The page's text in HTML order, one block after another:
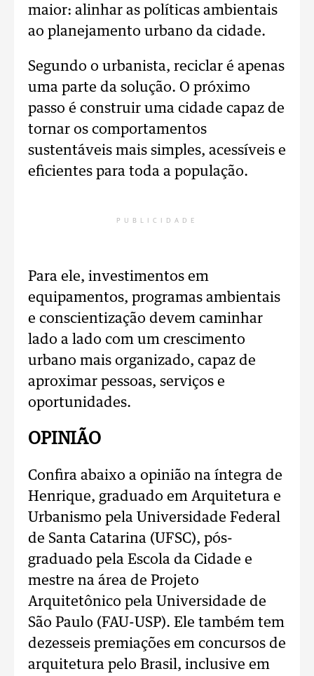
maior: alinhar as políticas ambientais
ao planejamento urbano da cidade.
Segundo o urbanista, reciclar é apenas
uma parte da solução. O próximo
passo é construir uma cidade capaz de
tornar os comportamentos
sustentáveis mais simples, acessíveis e
eficientes para toda a população.
PUBLICIDADE
Para ele, investimentos em
equipamentos, programas ambientais
e conscientização devem caminhar
lado a lado com um crescimento
urbano mais organizado, capaz de
aproximar pessoas, serviços e
oportunidades.
OPINIÃO
Confira abaixo a opinião na íntegra de
Henrique, graduado em Arquitetura e
Urbanismo pela Universidade Federal
de Santa Catarina (UFSC), pós-
graduado pela Escola da Cidade e
mestre na área de Projeto
Arquitetônico pela Universidade de
São Paulo (FAU-USP). Ele também tem
dezesseis premiações em concursos de
arquitetura pelo Brasil, inclusive em